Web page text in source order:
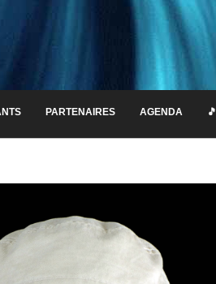
PARTENAIRES AGENDA 🎵